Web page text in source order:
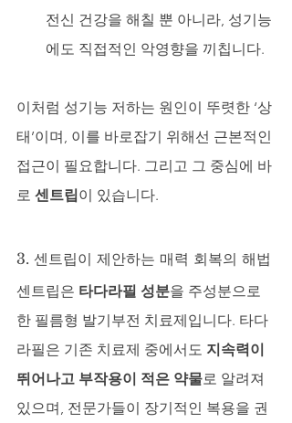
전신 건강을 해칠 뿐 아니라, 성기능
에도 직접적인 악영향을 끼칩니다.
이처럼 성기능 저하는 원인이 뚜렷한 ‘상
태’이며, 이를 바로잡기 위해선 근본적인
접근이 필요합니다. 그리고 그 중심에 바
로 센트립이 있습니다.
3. 센트립이 제안하는 매력 회복의 해법
센트립은 타다라필 성분을 주성분으로
한 필름형 발기부전 치료제입니다. 타다
라필은 기존 치료제 중에서도 지속력이
뛰어나고 부작용이 적은 약물로 알려져
있으며, 전문가들이 장기적인 복용을 권